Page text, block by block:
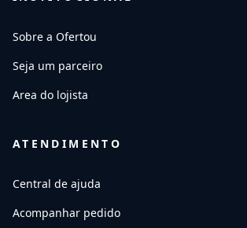
Sobre a Ofertou
Seja um parceiro
Area do lojista
ATENDIMENTO
Central de ajuda
Acompanhar pedido